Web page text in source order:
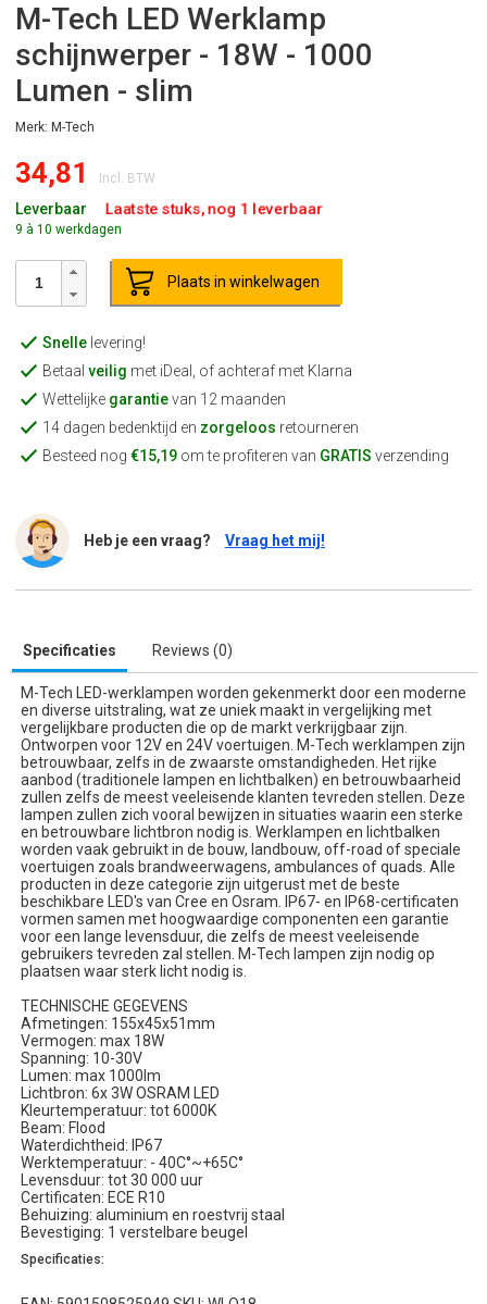
M-Tech LED Werklamp
schijnwerper - 18W - 1000
Lumen - slim
Merk: M-Tech
34,81 Incl. BTW
Leverbaar Laatste stuks, nog 1 leverbaar
9 à 10 werkdagen
Plaats in winkelwagen
Snellelevering!
Betaal veilig met iDeal, of achteraf met Klarna
Wettelijke garantievan 12 maanden
14 dagen bedenktijd en zorgeloos retourneren
Besteed nog €15,19om te profiteren van GRATIS verzending
Heb je een vraag? Vraag het mij!
Specificaties Reviews (0)
M-Tech LED-werklampen worden gekenmerkt door een moderne
en diverse uitstraling, wat ze uniek maakt in vergelijking met
vergelijkbare producten die op de markt verkrijgbaar zijn.
Ontworpen voor 12V en 24V voertuigen. M-Tech werklampen zijn
betrouwbaar, zelfs in de zwaarste omstandigheden. Het rijke
aanbod (traditionele lampen en lichtbalken) en betrouwbaarheid
zullen zelfs de meest veeleisende klanten tevreden stellen. Deze
lampen zullen zich vooral bewijzen in situaties waarin een sterke
en betrouwbare lichtbron nodig is. Werklampen en lichtbalken
worden vaak gebruikt in de bouw, landbouw, off-road of speciale
voertuigen zoals brandweerwagens, ambulances of quads. Alle
producten in deze categorie zijn uitgerust met de beste
beschikbare LED's van Cree en Osram. IP67- en IP68-certificaten
vormen samen met hoogwaardige componenten een garantie
voor een lange levensduur, die zelfs de meest veeleisende
gebruikers tevreden zal stellen. M-Tech lampen zijn nodig op
plaatsen waar sterk licht nodig is.
TECHNISCHE GEGEVENS
Afmetingen: 155x45x51mm
Vermogen: max 18W
Spanning: 10-30V
Lumen: max 1000lm
Lichtbron: 6x 3W OSRAM LED
Kleurtemperatuur: tot 6000K
Beam: Flood
Waterdichtheid: IP67
Werktemperatuur: - 40C°~+65C°
Levensduur: tot 30 000 uur
Certificaten: ECE R10
Behuizing: aluminium en roestvrij staal
Bevestiging: 1 verstelbare beugel
Specificaties: